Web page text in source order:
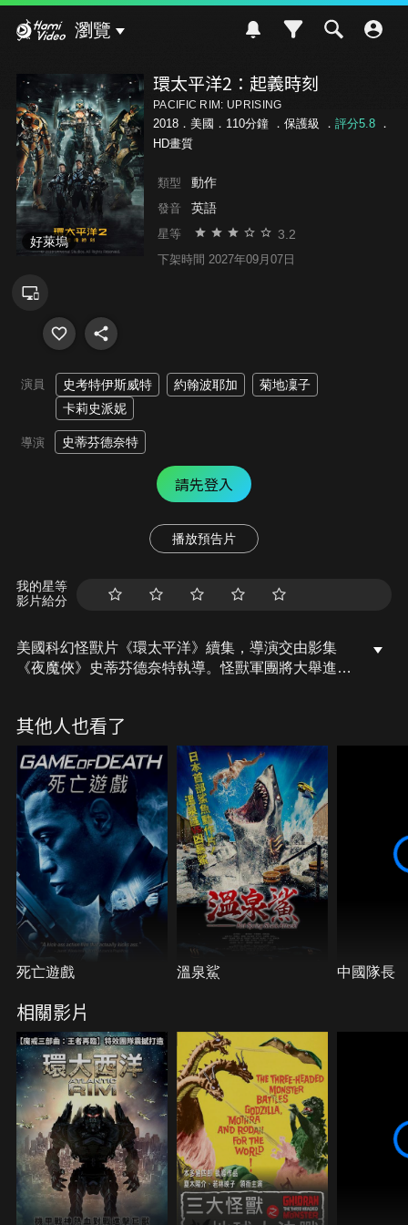
瀏覽
好萊塢
環太平洋2：起義時刻
PACIFIC RIM: UPRISING
2018．美國．110分鐘 ． 保護級 ． 評分5.8．
HD畫質
類型 動作
發音 英語
星等 3.2
下架時間 2027年09月07日
演員 史考特伊斯威特 約翰波耶加
菊地凜子
卡莉史派妮
導演 史蒂芬德奈特
請先登入
播放預告片
我的星等
影片給分
美國科幻怪獸片《環太平洋》續集，導演交由影集
《夜魔俠》史蒂芬德奈特執導。怪獸軍團將大舉進
恨。
其他人也看了
死亡遊戲 溫泉鯊 中國隊長
相關影片